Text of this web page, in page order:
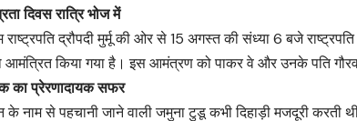
दिवस रात्रि भोज में
द्रौपदी मुर्मू की ओर से 15 अगस्त की संध्या 6 बजे
आमंत्रित किया गया है। इस आमंत्रण को पाकर वे और उनके पति
का प्रेरणादायक सफर
के नाम से पहचानी जाने वाली जमुना टुडू कभी दिहाड़ी मजदूरी करती